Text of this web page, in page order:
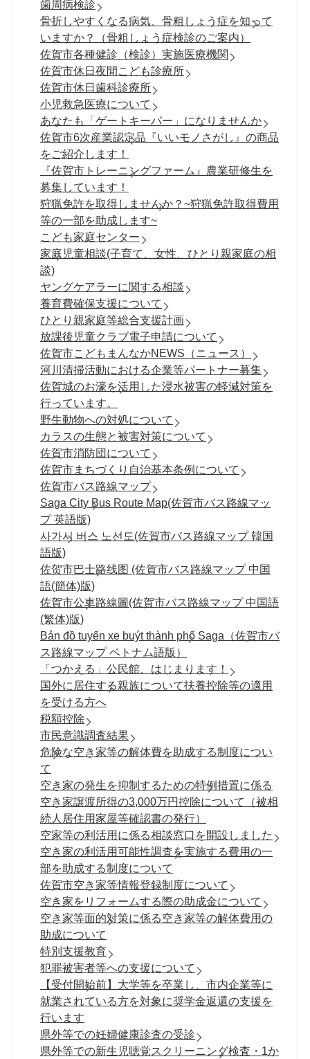
歯周病検診
骨折しやすくなる病気、骨粗しょう症を知って
いますか？（骨粗しょう症検診のご案内）
佐賀市各種健診（検診）実施医療機関
佐賀市休日夜間こども診療所
佐賀市休日歯科診療所
小児救急医療について
あなたも「ゲートキーパー」になりませんか
佐賀市6次産業認定品『いいモノさがし』の商品
をご紹介します！
『佐賀市トレーニングファーム』農業研修生を
募集しています！
狩猟免許を取得しませんか？~狩猟免許取得費用
等の一部を助成します~
こども家庭センター
家庭児童相談(子育て、女性、ひとり親家庭の相
談)
ヤングケアラーに関する相談
養育費確保支援について
ひとり親家庭等総合支援計画
放課後児童クラブ電子申請について
佐賀市こどもまんなかNEWS（ニュース）
河川清掃活動における企業等パートナー募集
佐賀城のお濠を活用した浸水被害の軽減対策を
行っています。
野生動物への対処について
カラスの生態と被害対策について
佐賀市消防団について
佐賀市まちづくり自治基本条例について
佐賀市バス路線マップ
Saga City Bus Route Map(佐賀市バス路線マッ
プ 英語版)
사가시 버스 노선도(佐賀市バス路線マップ 韓国
語版)
佐贺市巴士路线图 (佐賀市バス路線マップ 中国
語(簡体)版)
佐賀市公車路線圖(佐賀市バス路線マップ 中国語
(繁体)版)
Bản đồ tuyến xe buýt thành phố Saga（佐賀市バ
ス路線マップ ベトナム語版）
「つかえる」公民館、はじまります！
国外に居住する親族について扶養控除等の適用
を受ける方へ
税額控除
市民意識調査結果
危険な空き家等の解体費を助成する制度につい
て
空き家の発生を抑制するための特例措置に係る
空き家譲渡所得の3,000万円控除について（被相
続人居住用家屋等確認書の発行）
空家等の利活用に係る相談窓口を開設しました
空き家の利活用可能性調査を実施する費用の一
部を助成する制度について
佐賀市空き家等情報登録制度について
空き家をリフォームする際の助成金について
空き家等面的対策に係る空き家等の解体費用の
助成について
特別支援教育
犯罪被害者等への支援について
【受付開始前】大学等を卒業し、市内企業等に
就業されている方を対象に奨学金返還の支援を
行います
県外等での妊婦健康診査の受診
県外等での新生児聴覚スクリーニング検査・1か